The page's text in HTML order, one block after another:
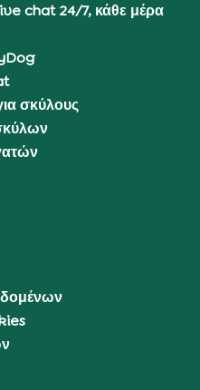
chat 24/7, κάθε μέρα
σκύλους